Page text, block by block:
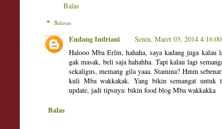
Balas
Balasan
Endang Indriani
Senin, Maret 03, 2014
Halooo Mba Erlin, hahaha, saya kadang juga kalau
gak masak, beli saja hahahha. Tapi kalau lagi
sekaligus, memang gila yaaa. Stamina? Hmm
kuli Mba wakkakak. Yang bikin semangat untuk
update, jadi tipsnya: bikin food blog Mba wakkakka
Balas